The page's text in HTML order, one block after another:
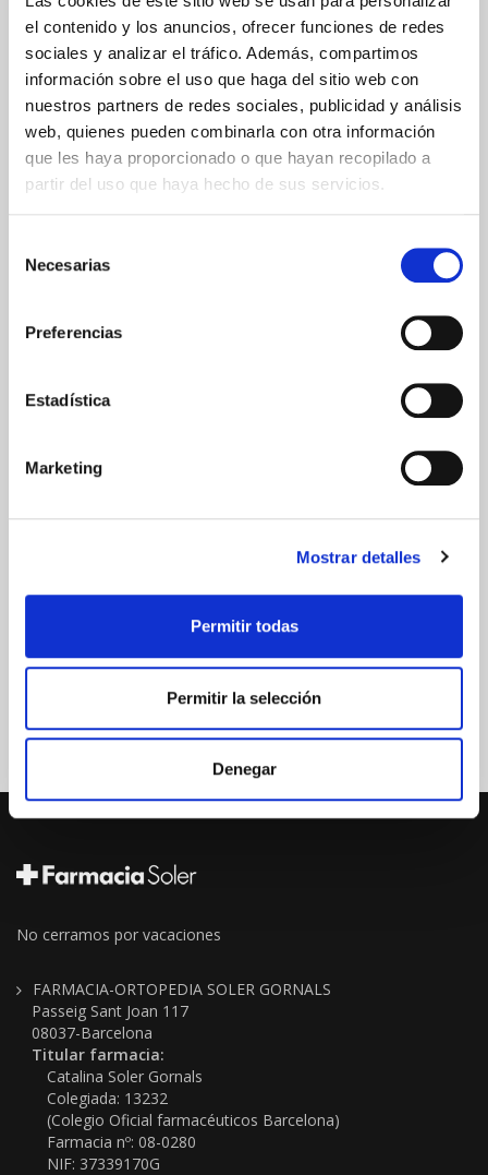
el contenido y los anuncios, ofrecer funciones de redes
sociales y analizar el tráfico. Además, compartimos
información sobre el uso que haga del sitio web con
nuestros partners de redes sociales, publicidad y análisis
web, quienes pueden combinarla con otra información
que les haya proporcionado o que hayan recopilado a
partir del uso que haya hecho de sus servicios.
Necesarias
Preferencias
Estadística
Marketing
Mostrar detalles
Permitir todas
Permitir la selección
Denegar
ENVIOS Y DESTINOS
ESPAÑA
Península
Islas Baleares
Islas Canarias
GARANTÍA DE CALIDAD
No cerramos por vacaciones
FARMACIA-ORTOPEDIA SOLER GORNALS
Passeig Sant Joan 117
08037-Barcelona
Titular farmacia:
Catalina Soler Gornals
Colegiada: 13232
(Colegio Oficial farmacéuticos Barcelona)
Farmacia nº: 08-0280
NIF: 37339170G